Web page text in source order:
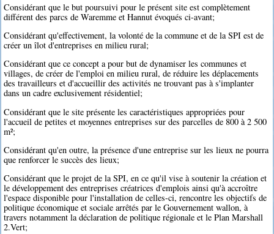
Considérant que le but poursuivi pour le présent site est complètement
différent des parcs de Waremme et Hannut évoqués ci-avant;
Considérant qu'effectivement, la volonté de la commune et de la SPI est de
créer un îlot d'entreprises en milieu rural;
Considérant que ce concept a pour but de dynamiser les communes et
villages, de créer de l'emploi en milieu rural, de réduire les déplacements
des travailleurs et d'accueillir des activités ne trouvant pas à s'implanter
dans un cadre exclusivement résidentiel;
Considérant que le site présente les caractéristiques appropriées pour
l'accueil de petites et moyennes entreprises sur des parcelles de 800 à 2 500
m²;
Considérant qu'en outre, la présence d'une entreprise sur les lieux ne pourra
que renforcer le succès des lieux;
Considérant que le projet de la SPI, en ce qu'il vise à soutenir la création et
le développement des entreprises créatrices d'emplois ainsi qu'à accroître
l'espace disponible pour l'installation de celles-ci, rencontre les objectifs de
politique économique et sociale arrêtés par le Gouvernement wallon, à
travers notamment la déclaration de politique régionale et le Plan Marshall
2.Vert;